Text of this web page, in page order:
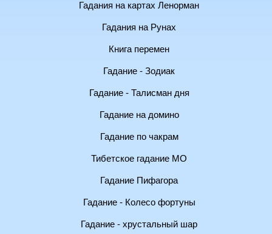
Гадания на картах Ленорман
Гадания на Рунах
Книга перемен
Гадание - Зодиак
Гадание - Талисман дня
Гадание на домино
Гадание по чакрам
Тибетское гадание МО
Гадание Пифагора
Гадание - Колесо фортуны
Гадание - хрустальный шар